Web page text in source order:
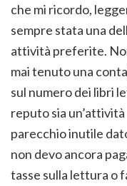
che mi ricordo,
sempre stata una
attività preferite.
mai tenuto una
sul numero dei libri
reputo sia un’attività
parecchio inutile
non devo ancora
tasse sulla lettura o